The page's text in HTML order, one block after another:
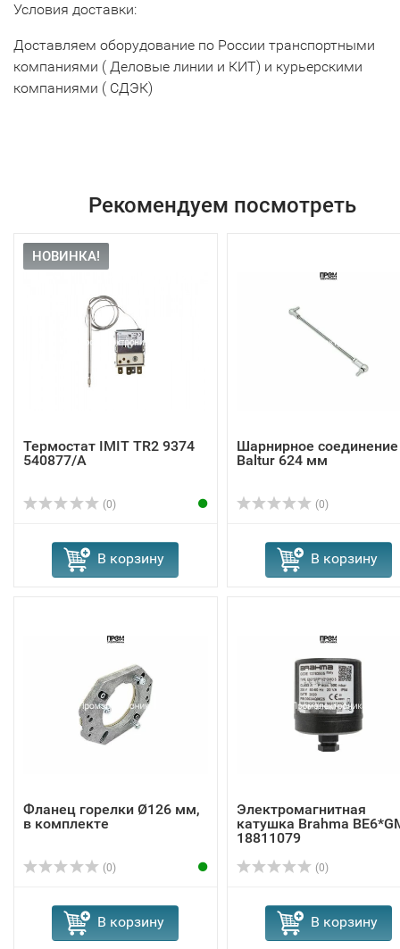
Условия доставки:
Доставляем оборудование по России транспортными
компаниями ( Деловые линии и КИТ) и курьерскими
компаниями ( СДЭК)
Рекомендуем посмотреть
НОВИНКА!
Термостат IMIT TR2 9374
540877/A
(0)
В корзину
Шарнирное соединение
Baltur 624 мм
(0)
В корзину
Фланец горелки Ø126 мм,
в комплекте
(0)
В корзину
Электромагнитная
катушка Brahma
18811079
(0)
В корзину